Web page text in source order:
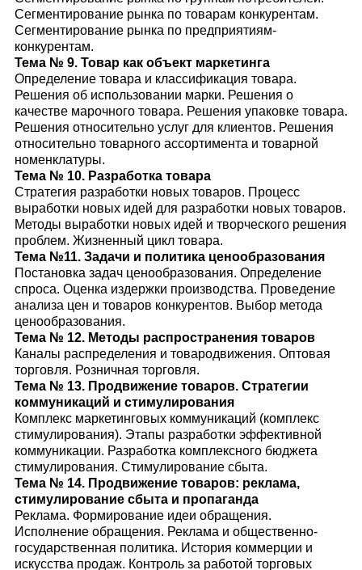
Сегментирование рынка по товарам конкурентам.
Сегментирование рынка по предприятиям-
конкурентам.
Тема № 9. Товар как объект маркетинга
Определение товара и классификация товара.
Решения об использовании марки. Решения о
качестве марочного товара. Решения упаковке товара.
Решения относительно услуг для клиентов. Решения
относительно товарного ассортимента и товарной
номенклатуры.
Тема № 10. Разработка товара
Стратегия разработки новых товаров. Процесс
выработки новых идей для разработки новых товаров.
Методы выработки новых идей и творческого решения
проблем. Жизненный цикл товара.
Тема №11. Задачи и политика ценообразования
Постановка задач ценообразования. Определение
спроса. Оценка издержки производства. Проведение
анализа цен и товаров конкурентов. Выбор метода
ценообразования.
Тема № 12. Методы распространения товаров
Каналы распределения и товародвижения. Оптовая
торговля. Розничная торговля.
Тема № 13. Продвижение товаров. Стратегии
коммуникаций и стимулирования
Комплекс маркетинговых коммуникаций (комплекс
стимулирования). Этапы разработки эффективной
коммуникации. Разработка комплексного бюджета
стимулирования. Стимулирование сбыта.
Тема № 14. Продвижение товаров: реклама,
стимулирование сбыта и пропаганда
Реклама. Формирование идеи обращения.
Исполнение обращения. Реклама и общественно-
государственная политика. История коммерции и
искусства продаж. Контроль за работой торговых